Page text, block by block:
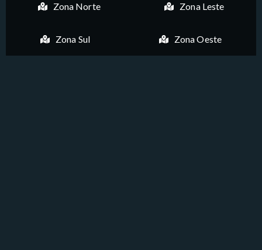
Zona Norte Zona Leste
Zona Sul Zona Oeste